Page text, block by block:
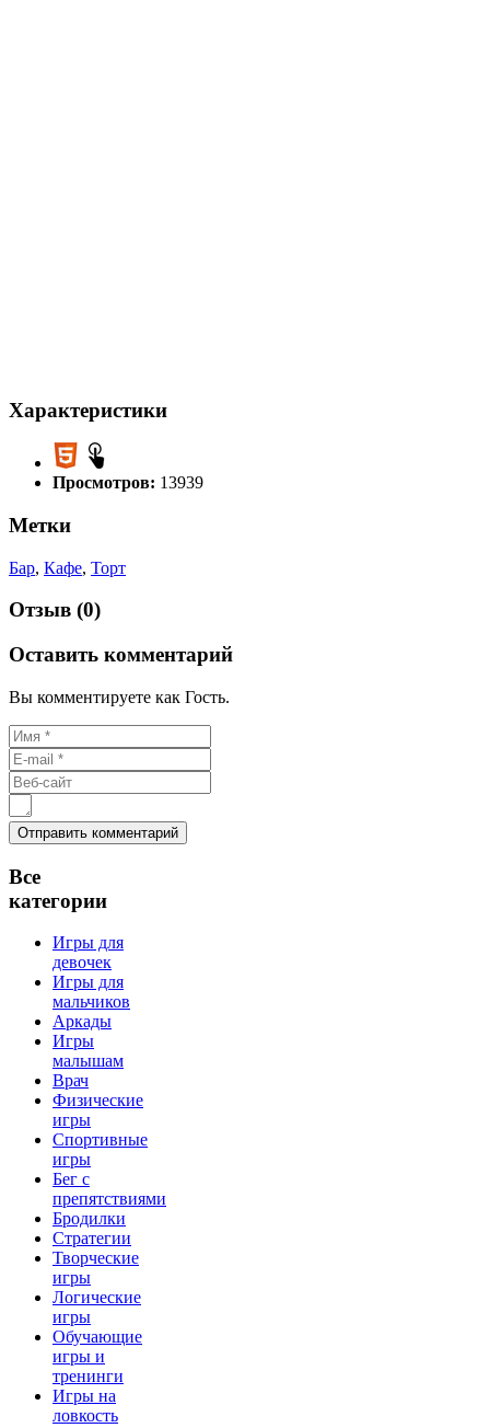
Характеристики
Просмотров: 13939
Метки
Бар, Кафе, Торт
Отзыв (0)
Оставить комментарий
Вы комментируете как Гость.
Все
категории
Игры для
девочек
Игры для
мальчиков
Аркады
Игры
малышам
Врач
Физические
игры
Спортивные
игры
Бег с
препятствиями
Бродилки
Стратегии
Творческие
игры
Логические
игры
Обучающие
игры и
тренинги
Игры на
ловкость